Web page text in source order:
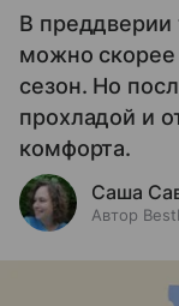
В преддверии
можно скорее
сезон. Но
прохладой и
комфорта.
Саша
Автор